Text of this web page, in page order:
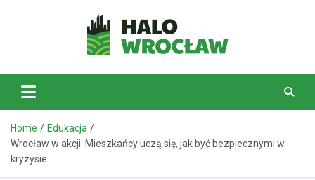
HaloWrocław.pl
Home
Edukacja
Wrocław w akcji: Mieszkańcy uczą się, jak być bezpiecznymi w
kryzysie